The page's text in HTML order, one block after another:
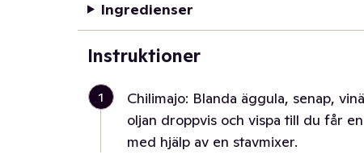
Ingredienser
Instruktioner
1
Chilimajo: Blanda äggula, senap,
oljan droppvis och vispa till du får
med hjälp av en stavmixer.